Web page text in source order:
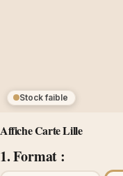
Affiche Carte Lille
1. Format :
Stock faible